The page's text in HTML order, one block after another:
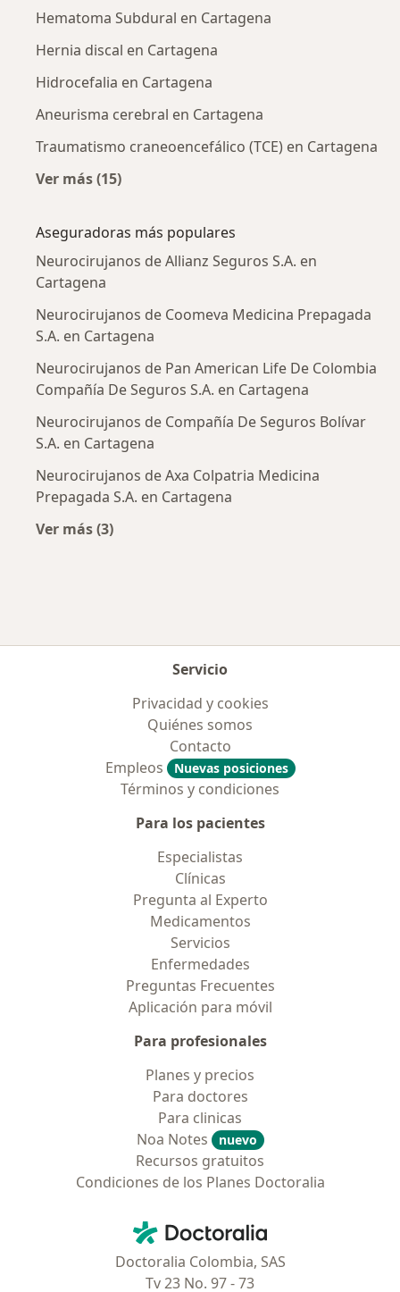
Hematoma Subdural en Cartagena
Hernia discal en Cartagena
Hidrocefalia en Cartagena
Aneurisma cerebral en Cartagena
Traumatismo craneoencefálico (TCE) en Cartagena
Ver más (15)
Aseguradoras más populares
Neurocirujanos de Allianz Seguros S.A. en
Cartagena
Neurocirujanos de Coomeva Medicina Prepagada
S.A. en Cartagena
Neurocirujanos de Pan American Life De Colombia
Compañía De Seguros S.A. en Cartagena
Neurocirujanos de Compañía De Seguros Bolívar
S.A. en Cartagena
Neurocirujanos de Axa Colpatria Medicina
Prepagada S.A. en Cartagena
Ver más (3)
Servicio
Privacidad y cookies
Quiénes somos
Contacto
Empleos
Nuevas posiciones
Términos y condiciones
Para los pacientes
Especialistas
Clínicas
Pregunta al Experto
Medicamentos
Servicios
Enfermedades
Preguntas Frecuentes
Aplicación para móvil
Para profesionales
Planes y precios
Para doctores
Para clinicas
Noa Notes
nuevo
Recursos gratuitos
Condiciones de los Planes Doctoralia
Doctoralia - Página de inicio
Doctoralia Colombia, SAS
Tv 23 No. 97 - 73